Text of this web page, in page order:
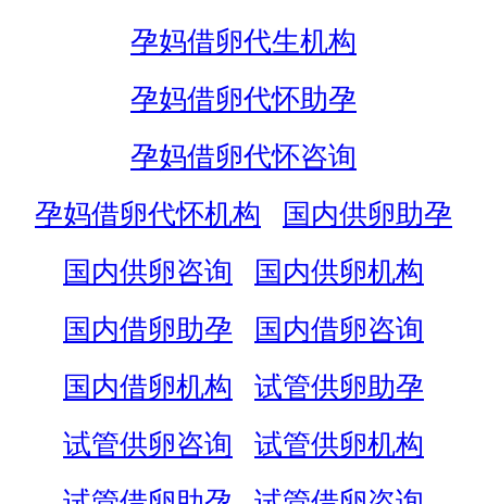
孕妈借卵代生机构
孕妈借卵代怀助孕
孕妈借卵代怀咨询
孕妈借卵代怀机构
国内供卵助孕
国内供卵咨询
国内供卵机构
国内借卵助孕
国内借卵咨询
国内借卵机构
试管供卵助孕
试管供卵咨询
试管供卵机构